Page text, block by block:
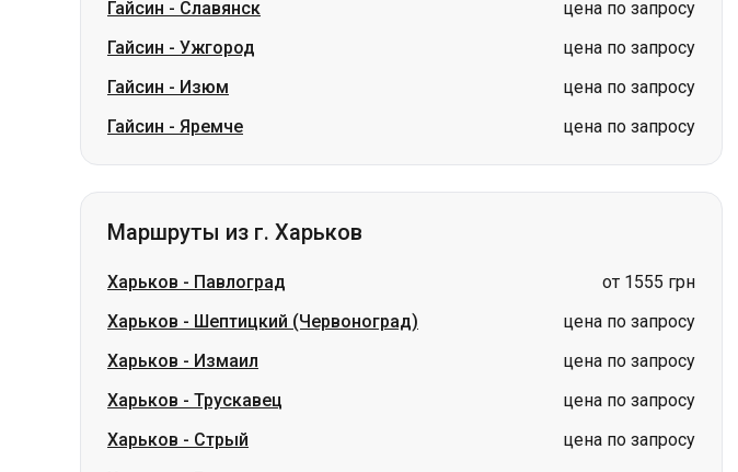
Гайсин-Яремче цена по запросу
Маршруты из г. Харьков
Харьков-Павлоград
от 1555 грн
Харьков- Измаил
Харьков-Трускавец
цена по запросу
Харьков-Стрый
цена по запросу
Харьков-Березань
цена по запросу
Харьков-Дрогобыч
цена по запросу
Харьков-Каменское
цена по запросу